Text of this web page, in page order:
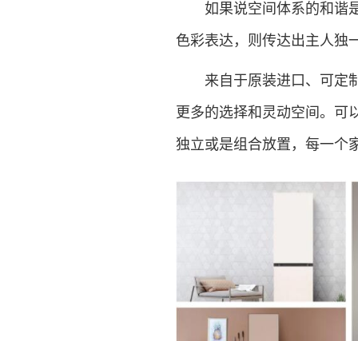
如果说空间体系的和谐是
色彩表达，则传达出主人独
来自于原装进口、可定制
更多的选择和灵动空间。可
独立或是组合放置，每一个